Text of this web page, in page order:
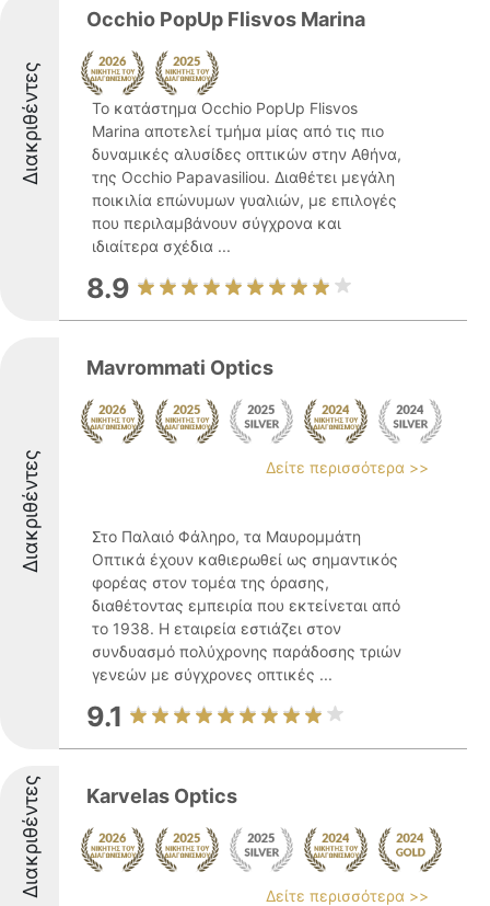
Διακριθέντες
Occhio PopUp Flisvos Marina
Το κατάστημα Occhio PopUp Flisvos
Marina αποτελεί τμήμα μίας από τις πιο
δυναμικές αλυσίδες οπτικών στην Αθήνα,
της Occhio Papavasiliou. Διαθέτει μεγάλη
ποικιλία επώνυμων γυαλιών, με επιλογές
που περιλαμβάνουν σύγχρονα και
ιδιαίτερα σχέδια ...
8.9
Διακριθέντες
Mavrommati Optics
Δείτε περισσότερα >>
Στο Παλαιό Φάληρο, τα Μαυρομμάτη
Οπτικά έχουν καθιερωθεί ως σημαντικός
φορέας στον τομέα της όρασης,
διαθέτοντας εμπειρία που εκτείνεται από
το 1938. Η εταιρεία εστιάζει στον
συνδυασμό πολύχρονης παράδοσης τριών
γενεών με σύγχρονες οπτικές ...
9.1
Διακριθέντες Karvelas Optics
Δείτε περισσότερα >>